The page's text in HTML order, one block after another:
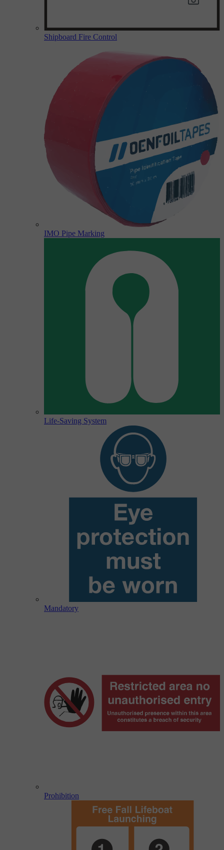
Shipboard Fire Control
IMO Pipe Marking
Life-Saving System
Mandatory
Prohibition